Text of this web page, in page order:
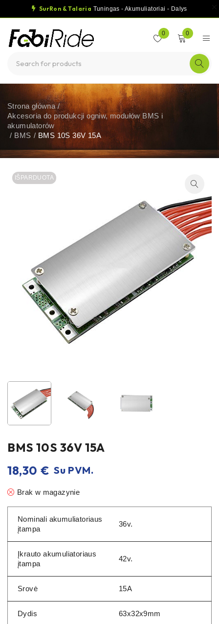
SurRon & Talaria Tuningas - Akumuliatoriai - Dalys
0 0
Strona główna /
Akcesoria do produkcji ogniw, modułów BMS i
akumulatorów
/ BMS / BMS 10S 36V 15A
IŠPARDUOTA
BMS 10S 36V 15A
18,30 € Su PVM.
Brak w magazynie
Nominali akumuliatoriaus
įtampa
36v.
Įkrauto akumuliatoriaus
įtampa
42v.
Srovė 15A
Dydis 63x32x9mm